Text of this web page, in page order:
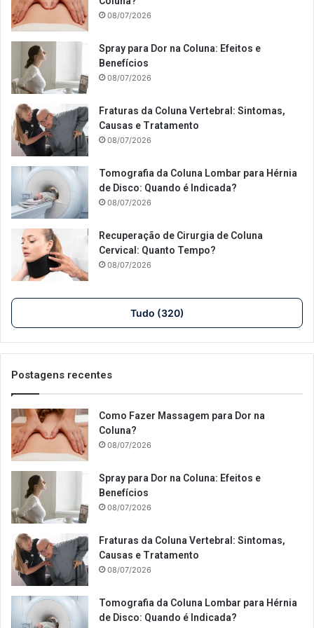
08/07/2026
Spray para Dor na Coluna: Efeitos e
Benefícios
08/07/2026
Fraturas da Coluna Vertebral: Sintomas,
Causas e Tratamento
08/07/2026
Tomografia da Coluna Lombar para Hérnia
de Disco: Quando é Indicada?
08/07/2026
Recuperação de Cirurgia de Coluna
Cervical: Quanto Tempo?
08/07/2026
Tudo (320)
Postagens recentes
Como Fazer Massagem para Dor na
Coluna?
08/07/2026
Spray para Dor na Coluna: Efeitos e
Benefícios
08/07/2026
Fraturas da Coluna Vertebral: Sintomas,
Causas e Tratamento
08/07/2026
Tomografia da Coluna Lombar para Hérnia
de Disco: Quando é Indicada?